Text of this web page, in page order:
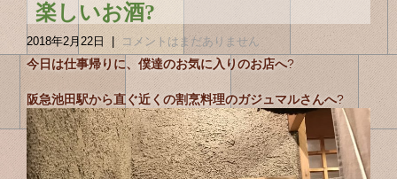
楽しいお酒?
2018年2月22日 | コメントはまだありません
今日は仕事帰りに、僕達のお気に入りのお店へ?
阪急池田駅から直ぐ近くの割烹料理のガジュマルさんへ?